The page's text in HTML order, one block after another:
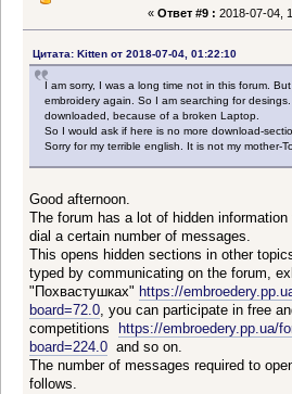
« Ответ #9 : 2018-07-04,
Цитата: Kitten от 2018-07-04, 01:22:10
I am sorry, I was a long time not in this forum.
embroidery again. So I am searching for
downloaded, because of a broken Laptop.
So I would ask if here is no more download-
Sorry for my terrible english. It is not my mother-
Good afternoon.
The forum has a lot of hidden
dial a certain number of messages.
This opens hidden sections in other
typed by communicating on the forum,
"Похвастушках" https://
board=72.0, you can participate in free
competitions
https://embroedery.pp.ua/
board=224.0 and so on.
The number of messages required to
follows.